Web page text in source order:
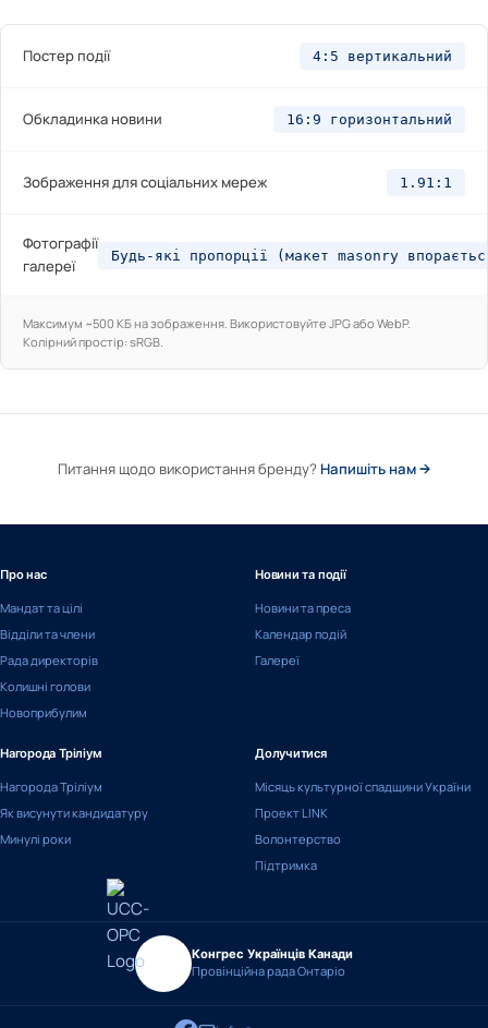
Постер події 4:5 вертикальний
Обкладинка новини 16:9 горизонтальний
Зображення для соціальних мереж 1.91:1
Фотографії
галереї
Будь-які пропорції (макет masonry
Максимум ~500 КБ на зображення. Використовуйте JPG або WebP.
Колірний простір: sRGB.
Питання щодо використання бренду? Напишіть нам →
Про нас
Мандат та цілі
Відділи та члени
Рада директорів
Колишні голови
Новоприбулим
Новини та події
Новини та преса
Календар подій
Галереї
Нагорода Тріліум
Нагорода Тріліум
Як висунути кандидатуру
Минулі роки
Долучитися
Місяць культурної спадщини України
Проект LINK
Волонтерство
Підтримка
Конгрес Українців Канади
Провінційна рада Онтаріо